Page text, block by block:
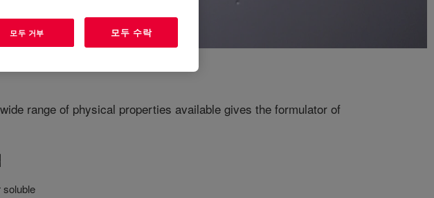
range of physical properties available gives the formulator of
soluble
모두 거부 모두 수락